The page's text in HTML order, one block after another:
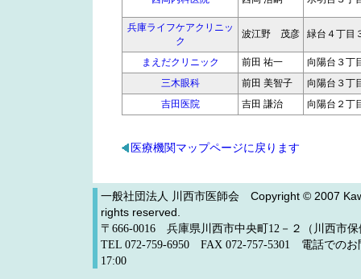
兵庫ライフケアクリニッ
ク
波江野 茂彦 緑台４丁目
まえだクリニック 前田 祐一
向陽台３丁
三木眼科
前田 美智子
向陽台３丁
吉田医院
吉田 謙治 向陽台２丁
医療機関マップページに戻ります
一般社団法人 川西市医師会 Copyright © 2007
rights reserved.
〒666-0016 兵庫県川西市中央町12－２（川西市
TEL 072-759-6950 FAX 072-757-5301 電話でのお
17:00